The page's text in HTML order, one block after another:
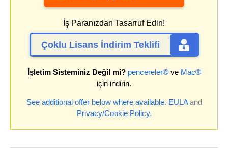
İş Paranızdan Tasarruf Edin!
Çoklu Lisans İndirim Teklifi
İşletim Sisteminiz Değil mi? pencereler®ve Mac®
için indirin.
See additional offer below where available. EULAand
Privacy/Cookie Policy.